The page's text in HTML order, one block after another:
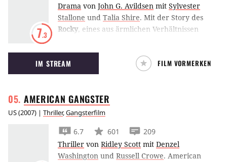
7.3
Drama von John G. Avildsen mit Sylvester
Stallone und Talia Shire. Mit der Story des
Rocky, eines aus ärmlichen Verhältnissen
Spitze boxt, schrieb Sylvester Stallone ein
Stück Filmgeschichte.
IM STREAM FILM VORMERKEN
AMERICANGANGSTER
US(2007) | Thriller,Gangsterfilm
6.7 601
209
Thriller von Ridley Scott mit Denzel
Washington und Russell Crowe. American